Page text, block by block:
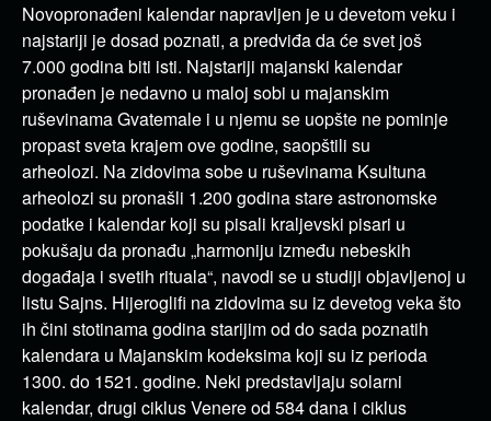
Novopronađeni kalendar napravljen je u devetom veku i
najstariji je dosad poznati, a predviđa da će svet još
7.000 godina biti isti. Najstariji majanski kalendar
pronađen je nedavno u maloj sobi u majanskim
ruševinama Gvatemale i u njemu se uopšte ne pominje
propast sveta krajem ove godine, saopštili su
arheolozi. Na zidovima sobe u ruševinama Ksultuna
arheolozi su pronašli 1.200 godina stare astronomske
podatke i kalendar koji su pisali kraljevski pisari u
pokušaju da pronađu „harmoniju između nebeskih
događaja i svetih rituala“, navodi se u studiji objavljenoj u
listu Sajns. Hijeroglifi na zidovima su iz devetog veka što
ih čini stotinama godina starijim od do sada poznatih
kalendara u Majanskim kodeksima koji su iz perioda
1300. do 1521. godine. Neki predstavljaju solarni
kalendar, drugi ciklus Venere od 584 dana i ciklus